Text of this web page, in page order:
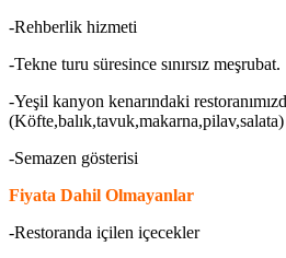
-Rehberlik hizmeti
-Tekne turu süresince sınırsız meşrubat.
-Yeşil kanyon kenarındaki
(Köfte,balık,tavuk,makarna,pilav,salata)
-Semazen gösterisi
Fiyata Dahil Olmayanlar
-Restoranda içilen içecekler